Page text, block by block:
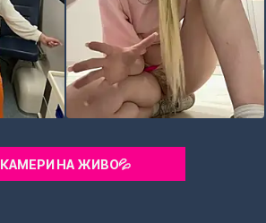
КАМЕРИ НА ЖИВО💦